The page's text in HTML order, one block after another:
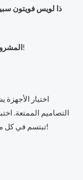
ذا لويس فويتون
: تصميم "حقيبة يد مستقبلية" بأجهزة طائرة!
اختيار الأجهزة
التصاميم الممتعة.
تبتسم في كل مرة تستخدمها. والآن اذهبي لصنع شيء مذهل!